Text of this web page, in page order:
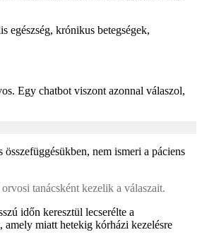
egészség, krónikus betegségek,
Egy chatbot viszont azonnal válaszol,
nem ismeri a páciens
tanácsként kezelik a válaszait.
időn keresztül lecserélte a
amely miatt hetekig kórházi kezelésre